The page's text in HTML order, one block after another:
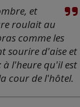
et
roulait au
comme les
sourire d'aise et
à l'heure qu'il est
cour de l'hôtel.